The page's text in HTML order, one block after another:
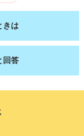
きは
回答